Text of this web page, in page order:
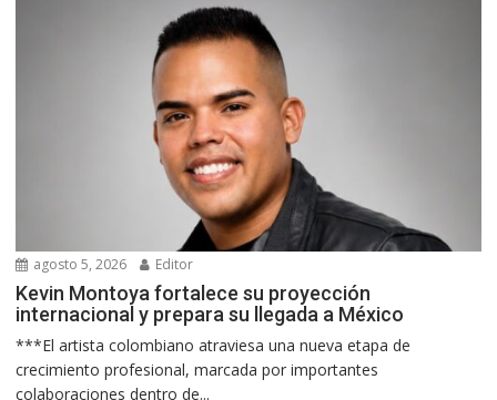
agosto 5, 2026 Editor
Kevin Montoya fortalece su proyección
internacional y prepara su llegada a México
***El artista colombiano atraviesa una nueva etapa de
crecimiento profesional, marcada por importantes
colaboraciones dentro de...